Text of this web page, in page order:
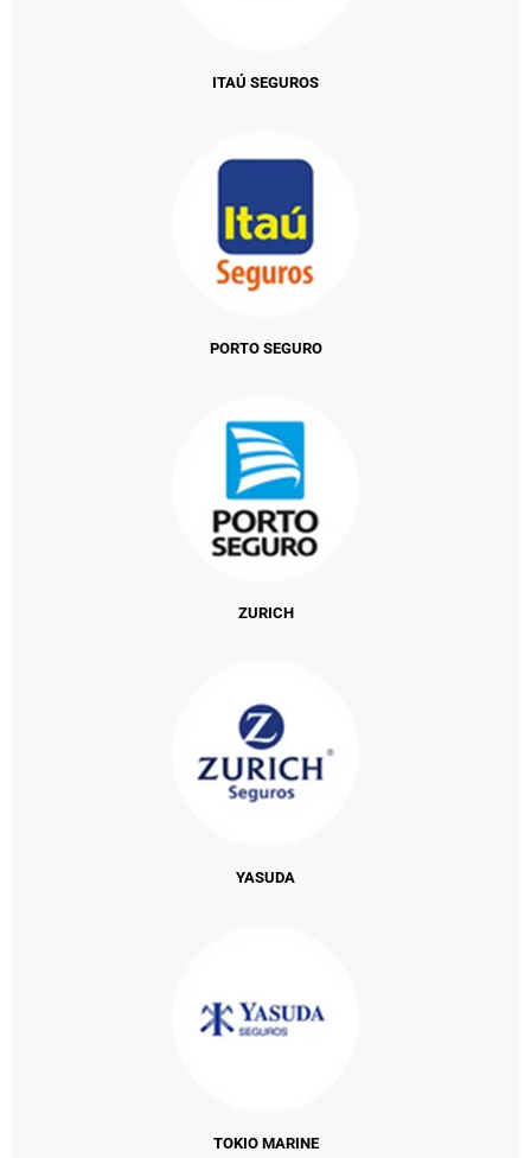
ITAÚ SEGUROS
PORTO SEGURO
ZURICH
YASUDA
TOKIO MARINE